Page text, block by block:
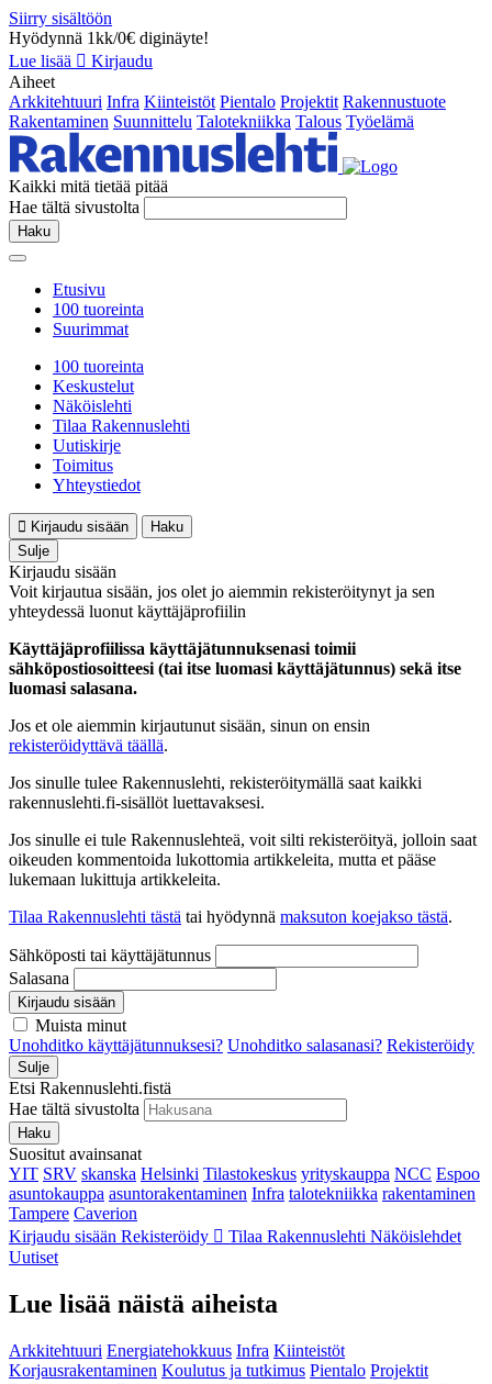
Siirry sisältöön
Hyödynnä 1kk/0€ diginäyte!
Lue lisää
Kirjaudu
Aiheet
Arkkitehtuuri Infra Kiinteistöt Pientalo Projektit Rakennustuote
Rakentaminen Suunnittelu Talotekniikka Talous Työelämä
Kaikki mitä tietää pitää
Hae tältä sivustolta
Haku
Etusivu
100 tuoreinta
Suurimmat
100 tuoreinta
Keskustelut
Näköislehti
Tilaa Rakennuslehti
Uutiskirje
Toimitus
Yhteystiedot
Kirjaudu sisään
Haku
Sulje
Kirjaudu sisään
Voit kirjautua sisään, jos olet jo aiemmin rekisteröitynyt ja sen
yhteydessä luonut käyttäjäprofiilin
Käyttäjäprofiilissa käyttäjätunnuksenasi toimii
sähköpostiosoitteesi (tai itse luomasi käyttäjätunnus) sekä itse
luomasi salasana.
Jos et ole aiemmin kirjautunut sisään, sinun on ensin
rekisteröidyttävä täällä.
Jos sinulle tulee Rakennuslehti, rekisteröitymällä saat kaikki
rakennuslehti.fi-sisällöt luettavaksesi.
Jos sinulle ei tule Rakennuslehteä, voit silti rekisteröityä, jolloin saat
oikeuden kommentoida lukottomia artikkeleita, mutta et pääse
lukemaan lukittuja artikkeleita.
Tilaa Rakennuslehti tästä tai hyödynnä maksuton koejakso tästä.
Sähköposti tai käyttäjätunnus
Salasana
Kirjaudu sisään
Muista minut
Unohditko käyttäjätunnuksesi? Unohditko salasanasi? Rekisteröidy
Sulje
Etsi Rakennuslehti.fistä
Hae tältä sivustolta
Haku
Suositut avainsanat
YIT SRV skanska Helsinki Tilastokeskus yrityskauppa NCC Espoo
asuntokauppa asuntorakentaminen Infra talotekniikka rakentaminen
Tampere Caverion
Kirjaudu sisään Rekisteröidy Tilaa Rakennuslehti Näköislehdet
Uutiset
Lue lisää näistä aiheista
Arkkitehtuuri Energiatehokkuus Infra Kiinteistöt
Korjausrakentaminen Koulutus ja tutkimus Pientalo Projektit